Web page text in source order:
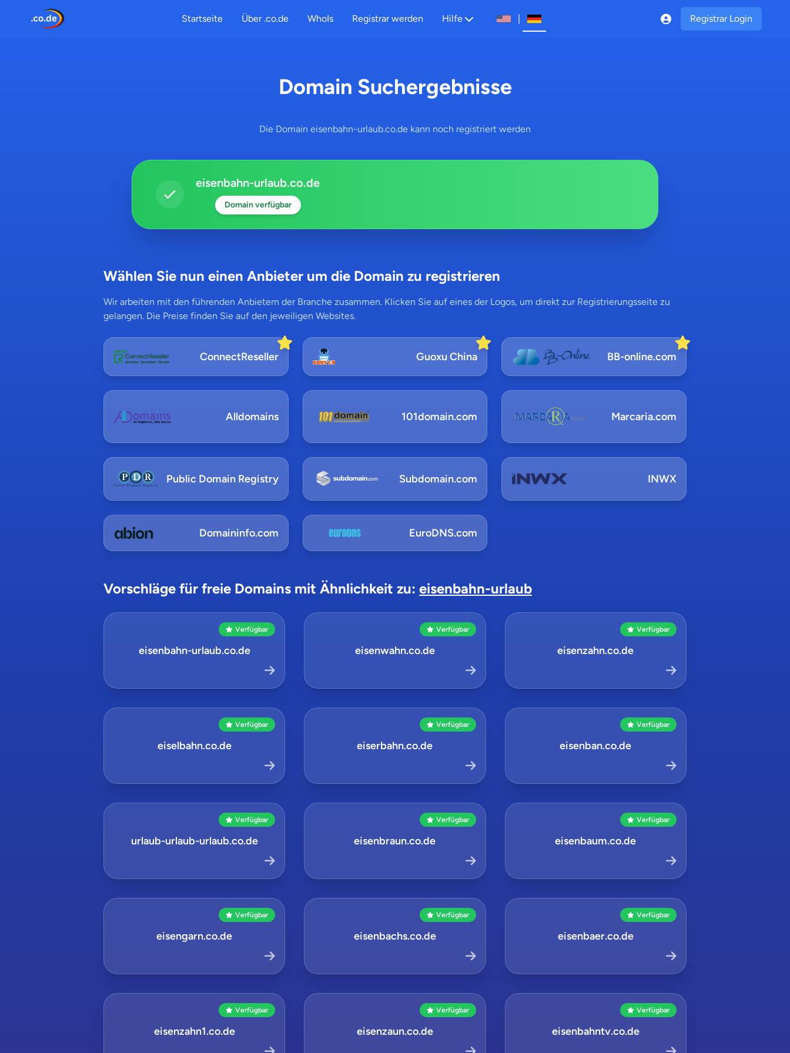
Startseite Über .co.de WhoIs Registrar werden Hilfe | Registrar Login
Domain Suchergebnisse
Die Domain eisenbahn-urlaub.co.de kann noch registriert werden
eisenbahn-urlaub.co.de
Domain verfügbar
Wählen Sie nun einen Anbieter um die Domain zu registrieren
Wir arbeiten mit den führenden Anbietern der Branche zusammen. Klicken Sie auf eines der Logos, um direkt zur Registrierungsseite zu
gelangen. Die Preise finden Sie auf den jeweiligen Websites.
ConnectReseller Guoxu China BB-online.com
Alldomains 101domain.com Marcaria.com
Public Domain Registry Subdomain.com INWX
Domaininfo.com EuroDNS.com
Vorschläge für freie Domains mit Ähnlichkeit zu: eisenbahn-urlaub
Verfügbar
eisenbahn-urlaub.co.de
Verfügbar
eisenwahn.co.de
Verfügbar
eisenzahn.co.de
Verfügbar
eiselbahn.co.de
Verfügbar
eiserbahn.co.de
Verfügbar
eisenban.co.de
Verfügbar
urlaub-urlaub-urlaub.co.de
Verfügbar
eisenbraun.co.de
Verfügbar
eisenbaum.co.de
Verfügbar
eisengarn.co.de
Verfügbar
eisenbachs.co.de
Verfügbar
eisenbaer.co.de
Verfügbar
eisenzahn1.co.de
Verfügbar
eisenzaun.co.de
Verfügbar
eisenbahntv.co.de